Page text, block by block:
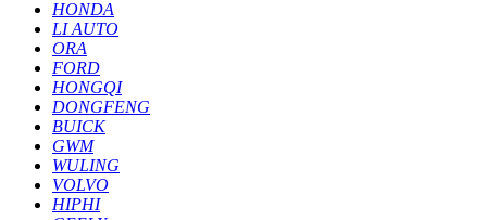
HONDA
LI AUTO
ORA
FORD
HONGQI
DONGFENG
BUICK
GWM
WULING
VOLVO
HIPHI